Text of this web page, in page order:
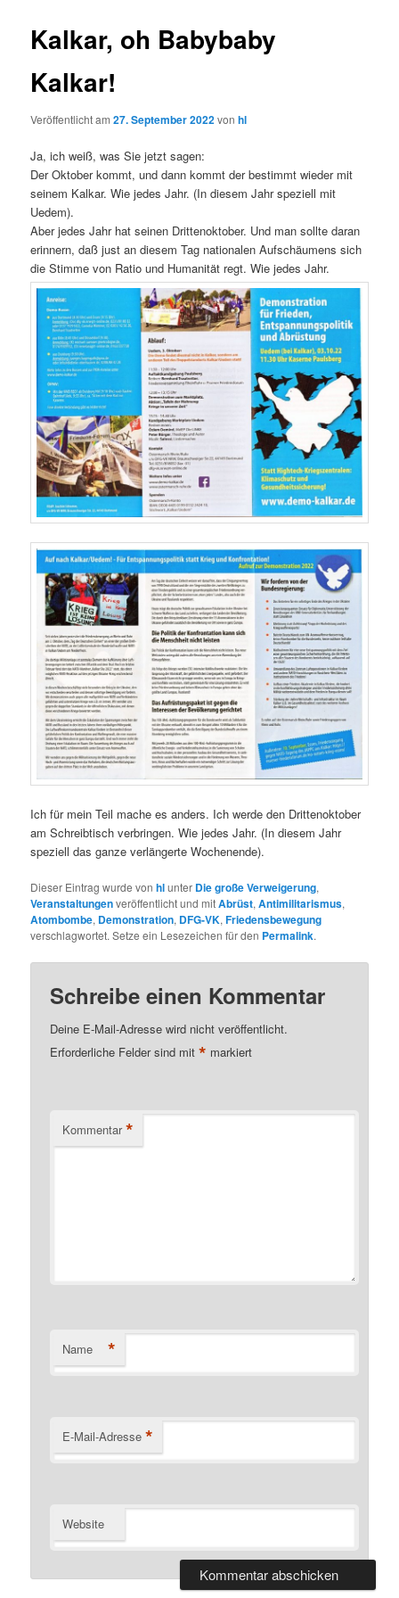
Kalkar, oh Babybaby
Kalkar!
Veröffentlicht am27. September 2022vonhl
Ja, ich weiß, was Sie jetzt sagen:
Der Oktober kommt, und dann kommt der bestimmt wieder mit
seinem Kalkar. Wie jedes Jahr. (In diesem Jahr speziell mit
Uedem).
Aber jedes Jahr hat seinen Drittenoktober. Und man sollte daran
erinnern, daß just an diesem Tag nationalen Aufschäumens sich
die Stimme von Ratio und Humanität regt. Wie jedes Jahr.
Ich für mein Teil mache es anders. Ich werde den Drittenoktober
am Schreibtisch verbringen. Wie jedes Jahr. (In diesem Jahr
speziell das ganze verlängerte Wochenende).
Dieser Eintrag wurde vonhlunter Die große Verweigerung,
Veranstaltungenveröffentlicht und mitAbrüst,Antimilitarismus,
Atombombe, Demonstration, DFG-VK,Friedensbewegung
verschlagwortet. Setze ein Lesezeichen für den Permalink.
Schreibe einen Kommentar
Deine E-Mail-Adresse wird nicht veröffentlicht.
Erforderliche Felder sind mit* markiert
Kommentar *
Name *
E-Mail-Adresse *
Website